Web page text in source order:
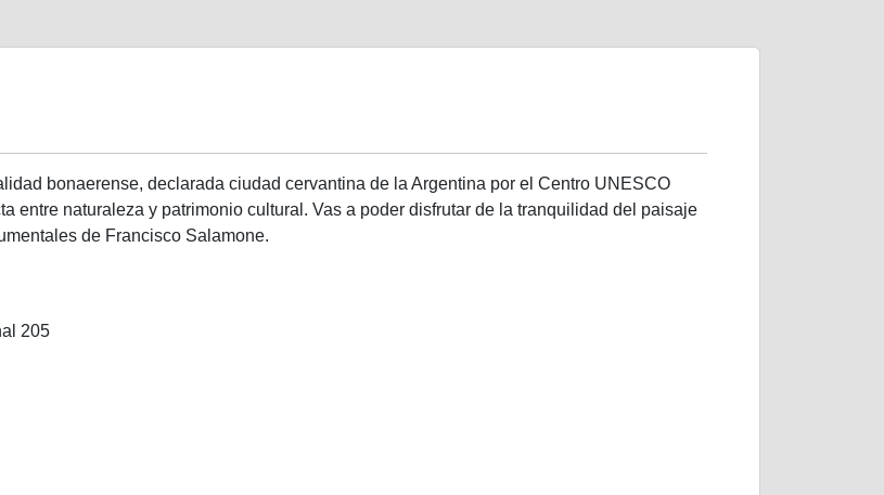
bonaerense, declarada ciudad cervantina de la Argentina por el Centro UNESCO
entre naturaleza y patrimonio cultural. Vas a poder disfrutar de la tranquilidad del paisaje
de Francisco Salamone.
205